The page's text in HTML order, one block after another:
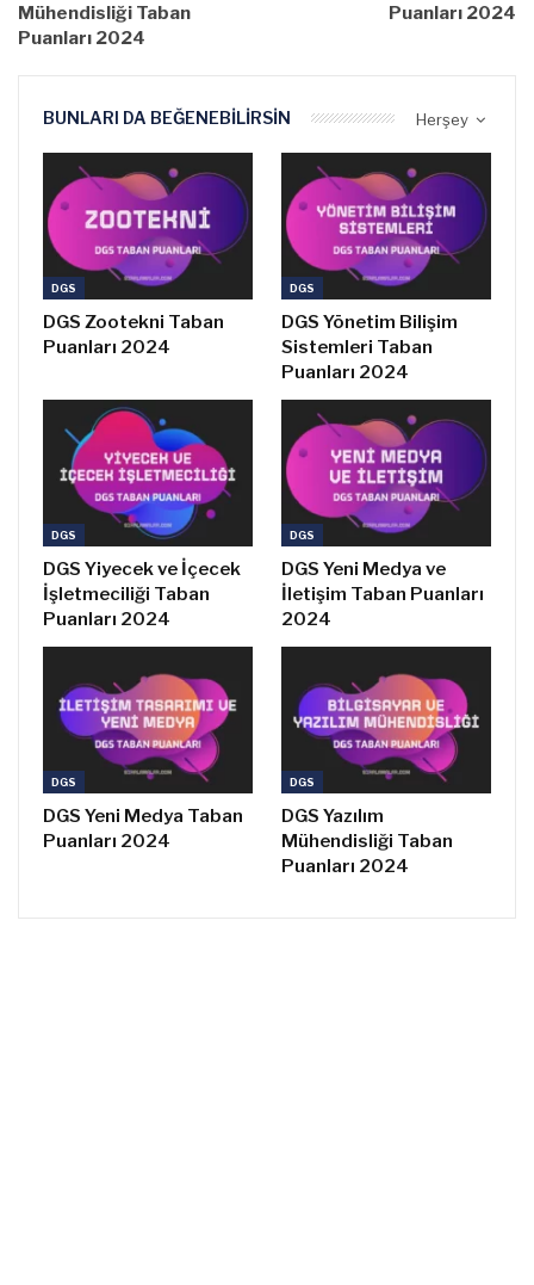
Mühendisliği Taban
Puanları 2024
Puanları 2024
Herşey
BUNLARI DA BEĞENEBILIRSIN
DGS
DGS Zootekni Taban
Puanları 2024
DGS
DGS Yönetim Bilişim
Sistemleri Taban
Puanları 2024
DGS
DGS Yiyecek ve İçecek
İşletmeciliği Taban
Puanları 2024
DGS
DGS Yeni Medya ve
İletişim Taban Puanları
2024
DGS
DGS Yeni Medya Taban
Puanları 2024
DGS
DGS Yazılım
Mühendisliği Taban
Puanları 2024